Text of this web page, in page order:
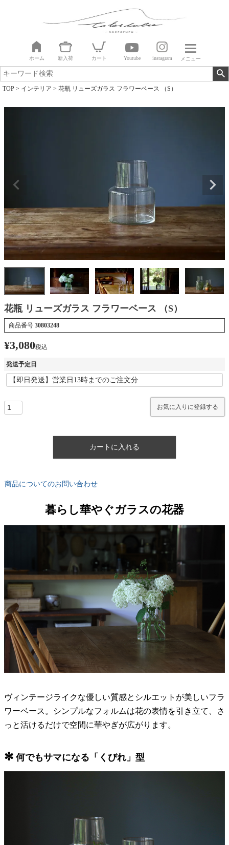
ホーム 新入荷 カート Youtube instagram メニュー
TOP インテリア 花瓶 リューズガラス フラワーベース （S）
花瓶 リューズガラス フラワーベース （S）
商品番号 30803248
¥3,080税込
発送予定日
お気に入りに登録する
カートに入れる
商品についてのお問い合わせ
暮らし華やぐガラスの花器
ヴィンテージライクな優しい質感とシルエットが美しいフラ
ワーベース。シンプルなフォルムは花の表情を引き立て、さ
っと活けるだけで空間に華やぎが広がります。
✻ 何でもサマになる「くびれ」型